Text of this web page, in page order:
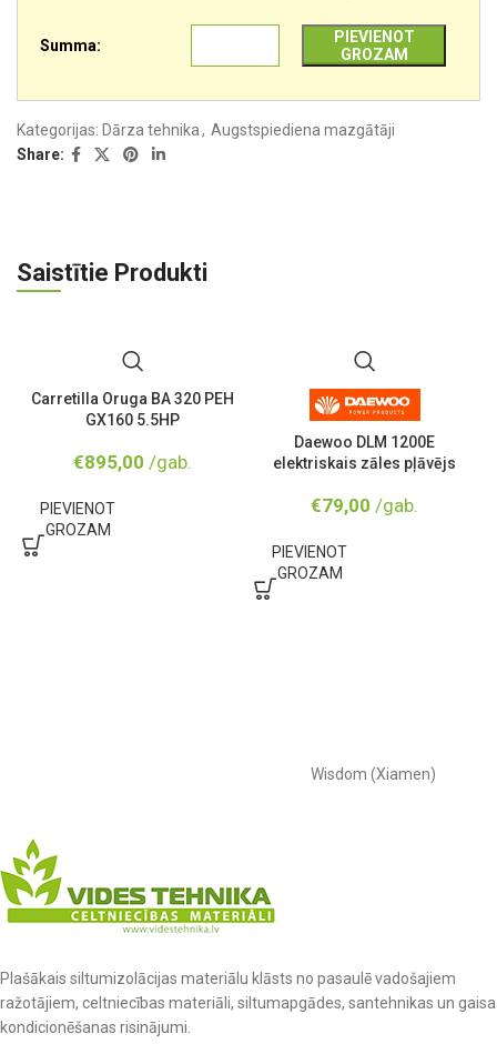
Summa:
PIEVIENOT
GROZAM
Kategorijas: Dārza tehnika, Augstspiediena mazgātāji
Share:
Saistītie Produkti
Carretilla Oruga BA 320 PEH
GX160 5.5HP
€895,00 /gab.
PIEVIENOT
GROZAM
Daewoo DLM 1200E
elektriskais zāles pļāvējs
€79,00 /gab.
PIEVIENOT
GROZAM
Wisdom (Xiamen)
Plašākais siltumizolācijas materiālu klāsts no pasaulē vadošajiem
ražotājiem, celtniecības materiāli, siltumapgādes, santehnikas un gaisa
kondicionēšanas risinājumi.